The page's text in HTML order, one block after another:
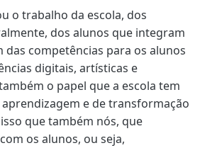
o trabalho da escola, dos
dos alunos que integram
das competências para os alunos
digitais, artísticas e
o papel que a escola tem
e de transformação
que também nós, que
os alunos, ou seja,